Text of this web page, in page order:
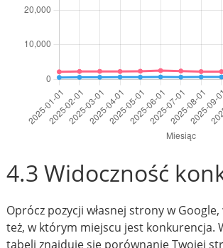
4.3 Widoczność
Oprócz pozycji własnej strony w
też, w którym miejscu jest konkurencja.
tabeli znajduje się porównanie Twojej